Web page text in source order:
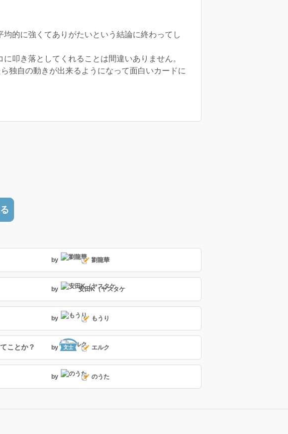
的に強くてありがたいという結論に終わってし
叩き落としてくれることは間違いありません。
独自の動きが出来るようになって面白いカードに
by 劉龍華
by 安田K（ヤスタケ
by もうり
ことか？ by 文士 エルク
by のうた